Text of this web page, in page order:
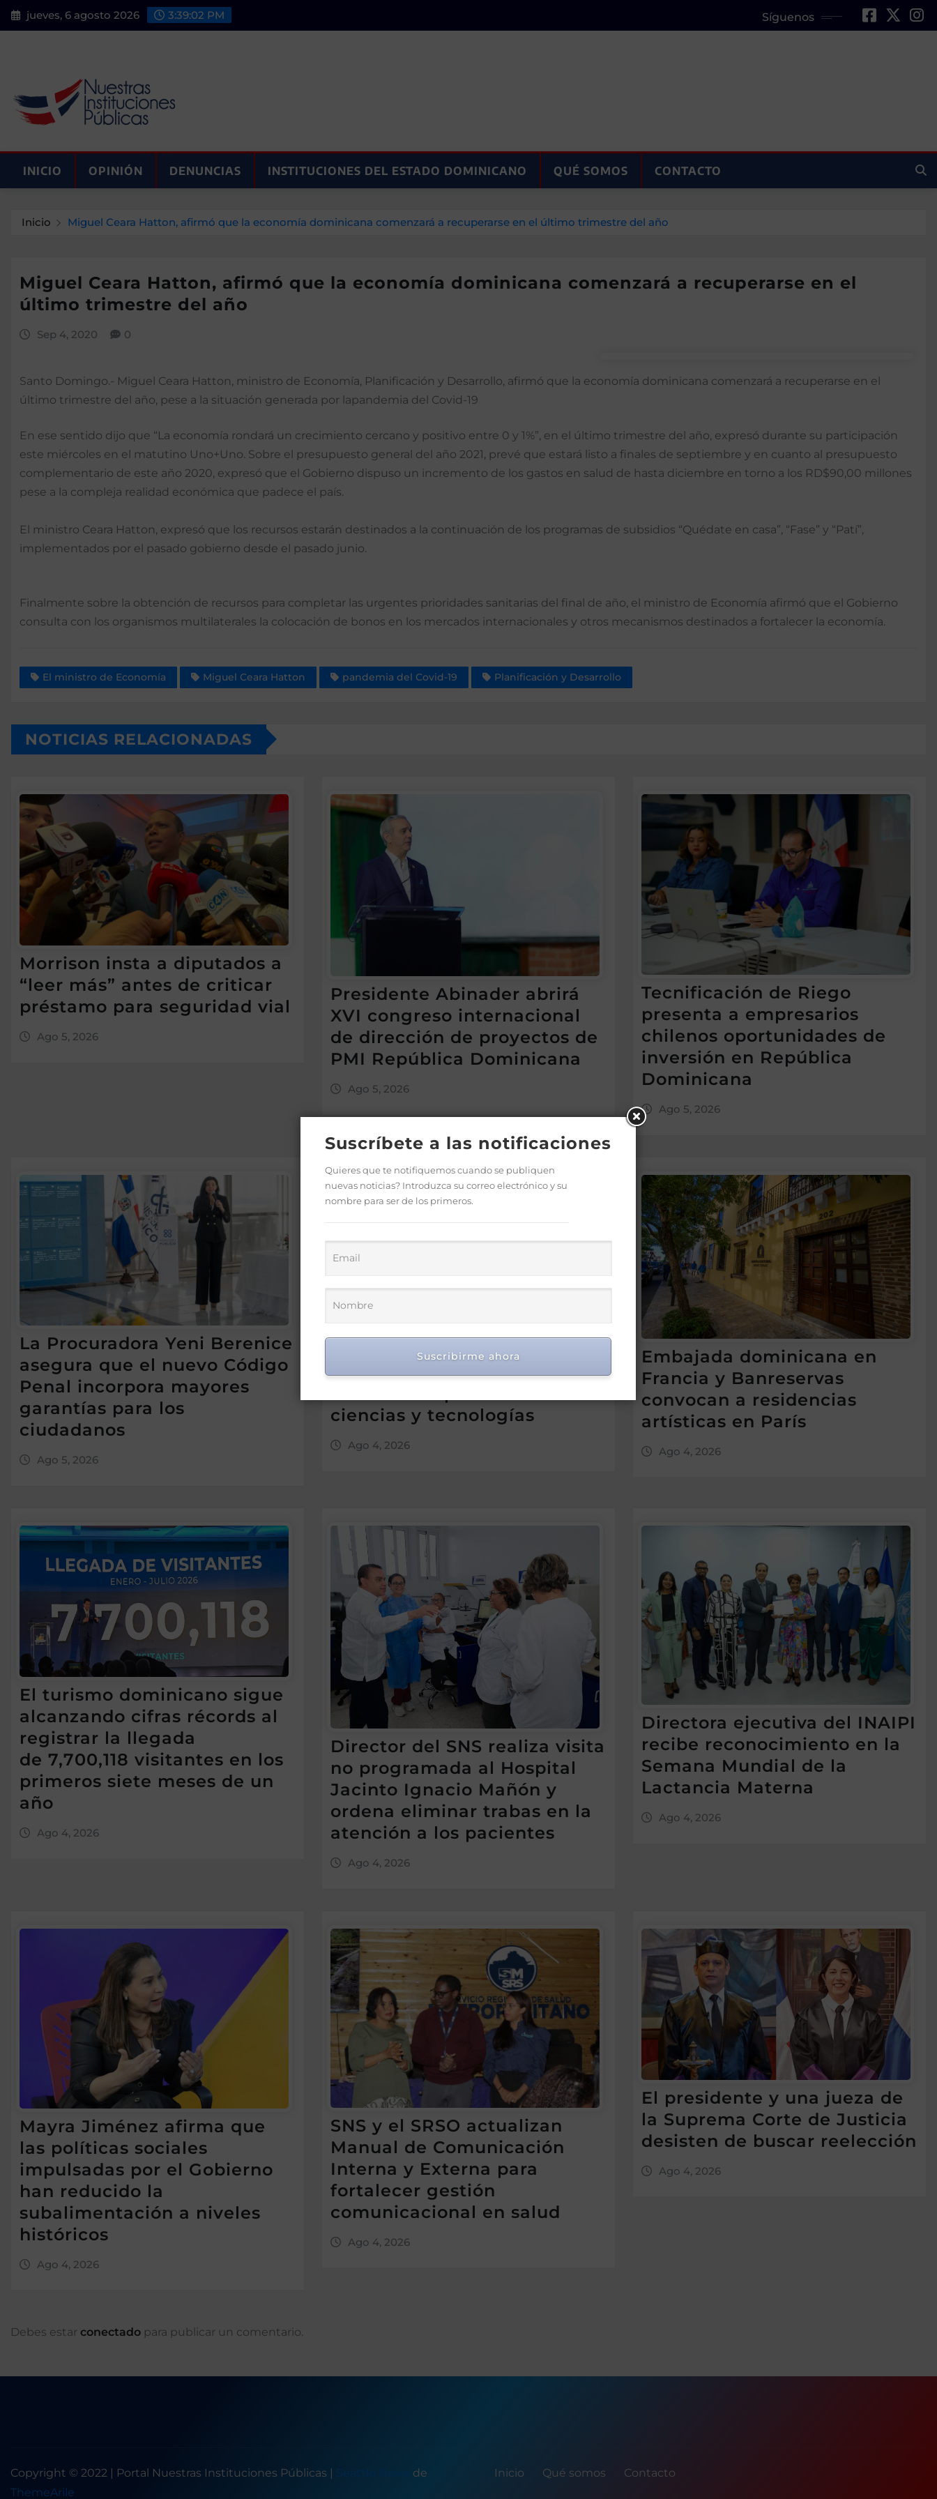
Saltar
al
jueves, 6 agosto 2026 3:39:03 PM Síguenos
INICIO OPINIÓN DENUNCIAS INSTITUCIONES DEL ESTADO DOMINICANO QUÉ SOMOS CONTACTO
Inicio Miguel Ceara Hatton, afir­mó que la economía domi­nicana comenzará a recupe­rarse en el último trimestre del año
Miguel Ceara Hatton, afir­mó que la economía domi­nicana comenzará a recupe­rarse en el
último trimestre del año
Sep 4, 2020 0
Santo Domingo.- Miguel Ceara Hatton, ministro de Economía, Planificación y Desarrollo, afir­mó que la economía domi­nicana comenzará a recupe­rarse en el
último trimestre del año, pese a la situación generada por lapandemia del Covid-19
En ese sentido dijo que “La economía rondará un crecimiento cercano y positivo entre 0 y 1%”, en el último trimestre del año, expresó durante su participación
este miércoles en el matutino Uno+Uno. Sobre el presupuesto general del año 2021, prevé que estará listo a finales de septiembre y en cuanto al presupuesto
complementario de este año 2020, expresó que el Gobierno dispuso un incre­mento de los gastos en sa­lud de hasta diciembre en torno a los RD$90,00 millones
pese a la compleja realidad económica que padece el país.
El ministro Ceara Hatton, expresó que los recursos estarán destinados a la continuación de los programas de subsidios “Quédate en casa”, “Fase” y “Pa­tí”,
implementados por el pasado gobierno desde el pasado junio.
Finalmente sobre la obtención de recursos para completar las urgentes prioridades sanitarias del final de año, el ministro de Economía afirmó que el Gobierno
consulta con los organismos multilaterales la colocación de bonos en los mercados internacionales y otros mecanismos destinados a fortalecer la economía.
El ministro de Economía Miguel Ceara Hatton pandemia del Covid-19 Planificación y Desarrollo
NOTICIAS RELACIONADAS
Morrison insta a diputados a
“leer más” antes de criticar
préstamo para seguridad vial
Ago 5, 2026
Presidente Abinader abrirá
XVI congreso internacional
de dirección de proyectos de
PMI República Dominicana
Ago 5, 2026
Tecnificación de Riego
presenta a empresarios
chilenos oportunidades de
inversión en República
Dominicana
Ago 5, 2026
La Procuradora Yeni Berenice
asegura que el nuevo Código
Penal incorpora mayores
garantías para los
ciudadanos
Ago 5, 2026
Gobierno premia a 170
ciencias y tecnologías
Ago 4, 2026
Embajada dominicana en
Francia y Banreservas
convocan a residencias
artísticas en París
Ago 4, 2026
El turismo dominicano sigue
alcanzando cifras récords al
registrar la llegada
de 7,700,118 visitantes en los
primeros siete meses de un
año
Ago 4, 2026
Director del SNS realiza visita
no programada al Hospital
Jacinto Ignacio Mañón y
ordena eliminar trabas en la
atención a los pacientes
Ago 4, 2026
Directora ejecutiva del INAIPI
recibe reconocimiento en la
Semana Mundial de la
Lactancia Materna
Ago 4, 2026
Mayra Jiménez afirma que
las políticas sociales
impulsadas por el Gobierno
han reducido la
subalimentación a niveles
históricos
Ago 4, 2026
SNS y el SRSO actualizan
Manual de Comunicación
Interna y Externa para
fortalecer gestión
comunicacional en salud
Ago 4, 2026
El presidente y una jueza de
la Suprema Corte de Justicia
desisten de buscar reelección
Ago 4, 2026
Debes estar conectado para publicar un comentario.
Copyright © 2022 | Portal Nuestras Instituciones Públicas Seattle News
de
ThemeArile
Inicio Qué somos Contacto
Suscríbete a las notificaciones
Quieres que te notifiquemos cuando se publiquen
nuevas noticias? Introduzca su correo electrónico y su
nombre para ser de los primeros.
Suscribirme ahora